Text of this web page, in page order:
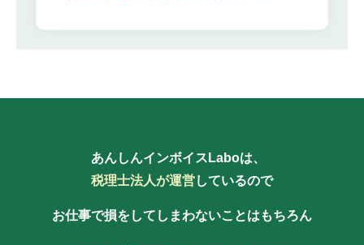
あんしんインボイスLaboは、
税理士法人が運営しているので
お仕事で損をしてしまわないことはもちろん